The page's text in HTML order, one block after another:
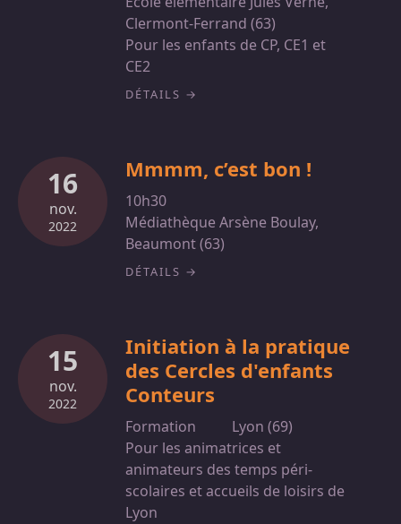
Clermont-Ferrand (63)
Pour les enfants de CP, CE1 et
CE2
DÉTAILS
16
nov.
2022
Mmmm, c’est bon !
10h30
Médiathèque Arsène Boulay,
Beaumont (63)
DÉTAILS
15
nov.
2022
Initiation à la pratique
des Cercles d'enfants
Conteurs
Formation
Lyon (69)
Pour les animatrices et
animateurs des temps péri-
scolaires et accueils de loisirs de
Lyon